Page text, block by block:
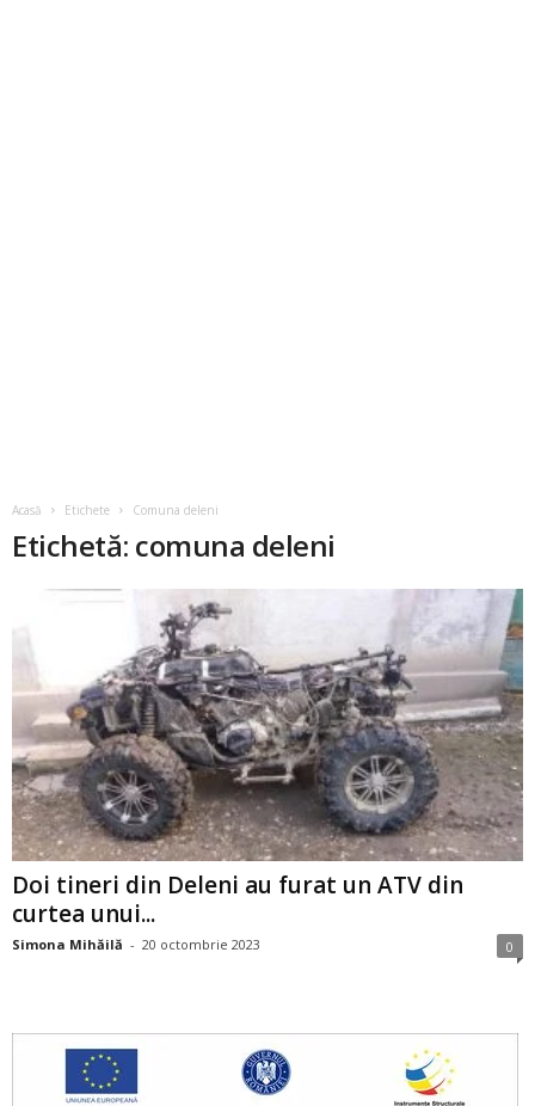
Acasă Etichete Comuna deleni
Etichetă: comuna deleni
Doi tineri din Deleni au furat un ATV din
curtea unui...
Simona Mihăilă - 20 octombrie 2023 0